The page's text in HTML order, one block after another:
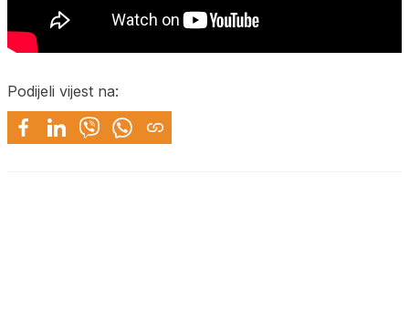
Podijeli vijest na: